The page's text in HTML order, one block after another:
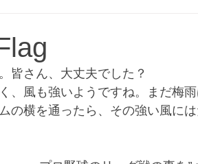
フリー
皆さん、大丈夫でした？
、風も強いようですね。まだ梅
の横を通ったら、その強い風に